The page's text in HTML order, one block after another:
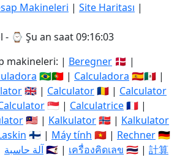
Makineleri | Site Haritası |
- ⌚ Şu an saat 09:16:04
makineleri: | Beregner 🇩🇰 |
🇧🇷🇵🇹 | Calculadora 🇪🇸🇲🇽 |
🇬🇧 | Calculator🇷🇴 | Calculator
🇸🇬 | Calculatrice🇫🇷 |
🇲🇾 | Kalkulator🇳🇴 | Kalkulator
🇫🇮 | Máy tính 🇻🇳 | Rechner🇩🇪
آلة حاسبة🇸🇦 | เครื่องคิดเลข 🇹🇭 | 計算